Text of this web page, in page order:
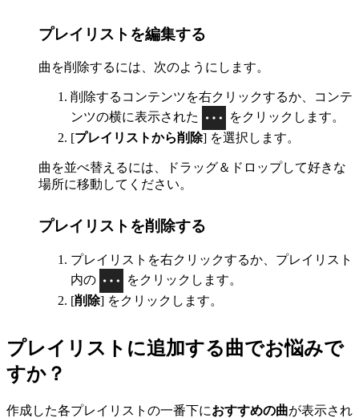
プレイリストを編集する
曲を削除するには、次のようにします。
削除するコンテンツを右クリックするか、コンテ
ンツの横に表示された
をクリックします。
[プレイリストから削除] を選択します。
曲を並べ替えるには、ドラッグ＆ドロップして好きな
場所に移動してください。
プレイリストを削除する
プレイリストを右クリックするか、プレイリスト
内の
をクリックします。
[削除] をクリックします。
プレイリストに追加する曲でお悩みで
すか？
作成した各プレイリストの一番下におすすめの曲が表示され